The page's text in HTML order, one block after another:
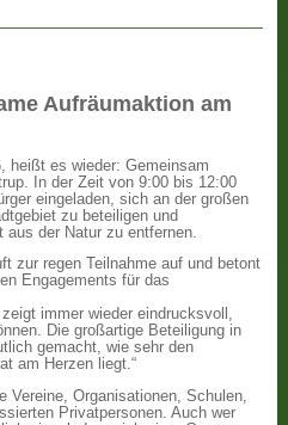
Aufräumaktion am
heißt es wieder: Gemeinsam
In der Zeit von 9:00 bis 12:00
eingeladen, sich an der großen
zu beteiligen und
aus der Natur zu entfernen.
zur regen Teilnahme auf und betont
Engagements für das
immer wieder eindrucksvoll,
Die großartige Beteiligung in
gemacht, wie sehr den
am Herzen liegt.“
Vereine, Organisationen, Schulen,
Privatpersonen. Auch wer